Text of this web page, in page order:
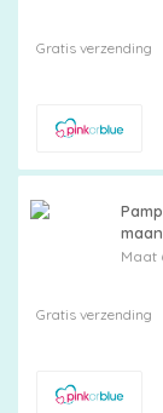
Gratis verzending
Maat
Gratis verzending